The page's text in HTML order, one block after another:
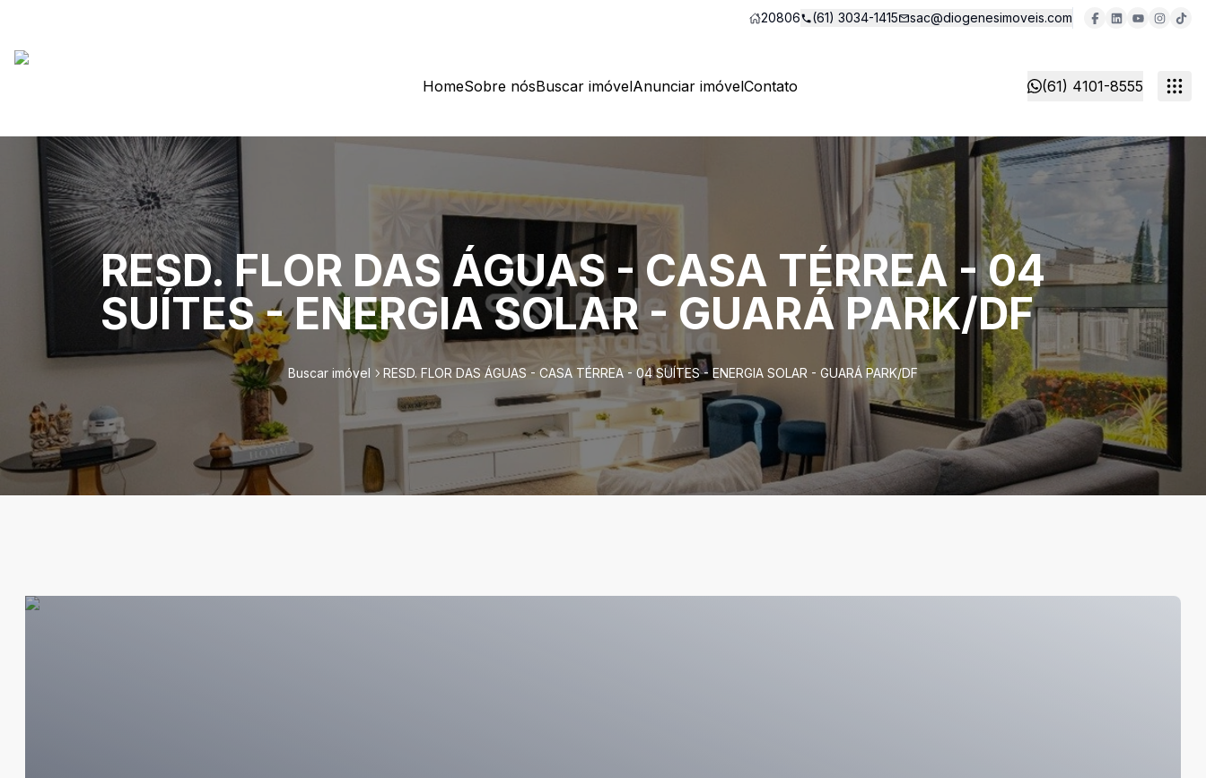
20806 (61) 3034-1415 sac@diogenesimoveis.com
HomeSobre nósBuscar imóvelAnunciar imóvelContato (61) 4101-8555
RESD. FLOR DAS ÁGUAS - CASA TÉRREA - 04
SUÍTES - ENERGIA SOLAR - GUARÁ PARK/DF
Buscar imóvel RESD. FLOR DAS ÁGUAS - CASA TÉRREA - 04 SUÍTES - ENERGIA SOLAR - GUARÁ PARK/DF